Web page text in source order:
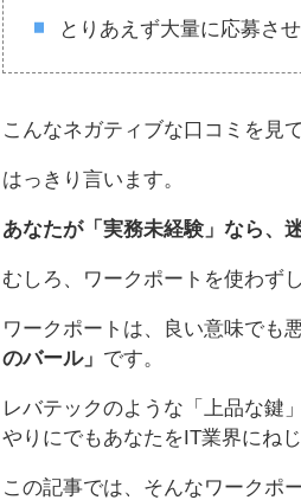
とりあえず大量に応募さ
こんなネガティブな口コミを見
はっきり言います。
あなたが「実務未経験」なら、
むしろ、ワークポートを使わず
ワークポートは、良い意味でも
のバール」 です。
レバテックのような「上品な鍵
やりにでもあなたをIT業界にね
この記事では、そんなワークポ